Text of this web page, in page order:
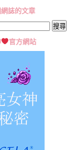
誌的文章
官方網站